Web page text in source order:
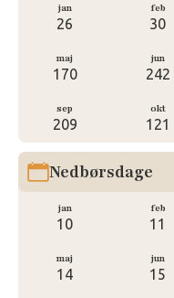
jan
26
feb
30
maj
170
jun
242
sep
209
okt
121
Nedbørsdage
jan
10
feb
11
maj
14
jun
15